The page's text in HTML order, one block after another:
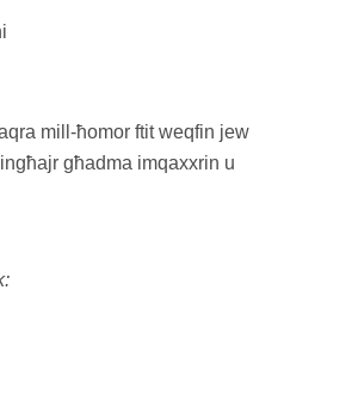
mill-ħomor ftit weqfin jew
għadma imqaxxrin u